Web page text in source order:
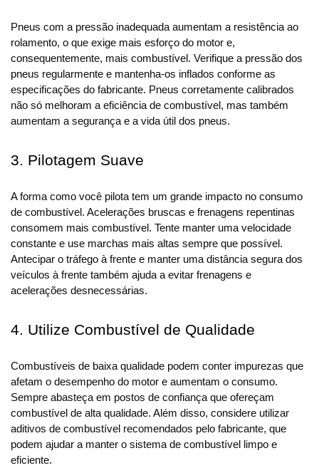
Pneus com a pressão inadequada aumentam a resistência ao
rolamento, o que exige mais esforço do motor e,
consequentemente, mais combustível. Verifique a pressão dos
pneus regularmente e mantenha-os inflados conforme as
especificações do fabricante. Pneus corretamente calibrados
não só melhoram a eficiência de combustível, mas também
aumentam a segurança e a vida útil dos pneus.
3. Pilotagem Suave
A forma como você pilota tem um grande impacto no consumo
de combustível. Acelerações bruscas e frenagens repentinas
consomem mais combustível. Tente manter uma velocidade
constante e use marchas mais altas sempre que possível.
Antecipar o tráfego à frente e manter uma distância segura dos
veículos à frente também ajuda a evitar frenagens e
acelerações desnecessárias.
4. Utilize Combustível de Qualidade
Combustíveis de baixa qualidade podem conter impurezas que
afetam o desempenho do motor e aumentam o consumo.
Sempre abasteça em postos de confiança que ofereçam
combustível de alta qualidade. Além disso, considere utilizar
aditivos de combustível recomendados pelo fabricante, que
podem ajudar a manter o sistema de combustível limpo e
eficiente.